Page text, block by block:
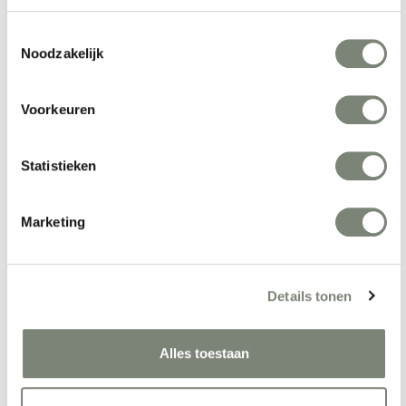
Noodzakelijk
Voorkeuren
Statistieken
Marketing
Details tonen
Alles toestaan
Dynamobel Fan bank
Bekijk alles van Dynamobel